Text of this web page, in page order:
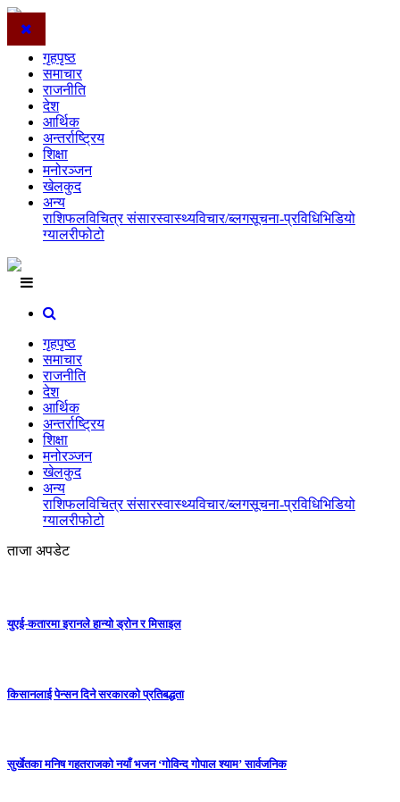
गृहपृष्ठ
समाचार
राजनीति
देश
आर्थिक
अन्तर्राष्ट्रिय
शिक्षा
मनोरञ्जन
खेलकुद
अन्य
राशिफलविचित्र संसारस्वास्थ्यविचार/ब्लगसूचना-प्रविधिभिडियो
ग्यालरीफोटो
गृहपृष्ठ
समाचार
राजनीति
देश
आर्थिक
अन्तर्राष्ट्रिय
शिक्षा
मनोरञ्जन
खेलकुद
अन्य
राशिफलविचित्र संसारस्वास्थ्यविचार/ब्लगसूचना-प्रविधिभिडियो
ग्यालरीफोटो
ताजा अपडेट
युएई-कतारमा इरानले हान्यो ड्रोन र मिसाइल
किसानलाई पेन्सन दिने सरकारको प्रतिबद्धता
सुर्खेतका मनिष गहतराजको नयाँ भजन ‘गोविन्द गोपाल श्याम’ सार्वजनिक